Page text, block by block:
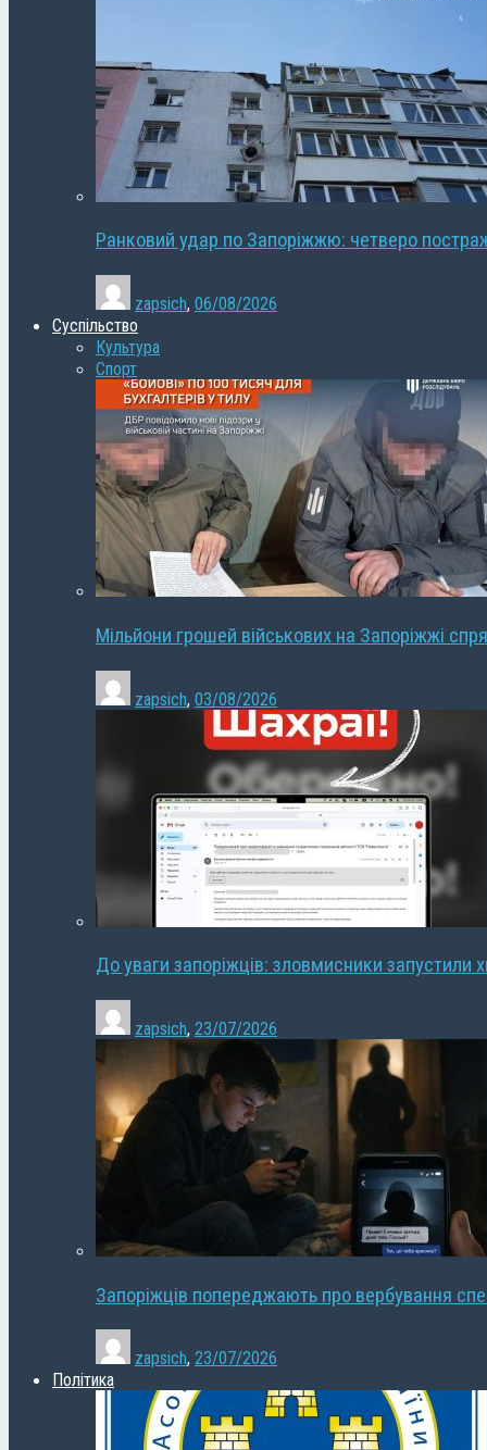
Ранковий удар по Запоріжжю: четверо
zapsich, 06/08/2026
Суспільство
Культура
Спорт
Мільйони грошей військових на Запоріжжі
zapsich, 03/08/2026
До уваги запоріжців: зловмисники запустили
zapsich, 23/07/2026
Запоріжців попереджають про вербування
zapsich, 23/07/2026
Політика